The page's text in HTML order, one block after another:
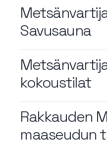
Savusauna
kokoustilat
Rakkauden
maaseudun